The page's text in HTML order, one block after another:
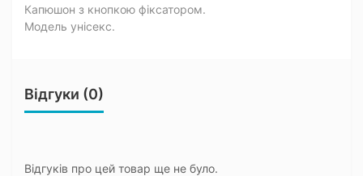
Капюшон з кнопкою фіксатором.
Модель унісекс.
Відгуки (0)
Відгуків про цей товар ще не було.